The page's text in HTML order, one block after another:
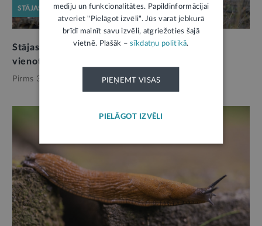
STĀJAS SPĒKĀ
Stājas spēkā jaunais Kapsētu likums: turpmāk
vienots regulējums visām pašvaldībām
Pirms 3 mēnešiem, Pašvaldības
mediju un funkcionalitātes. Papildinformācijai
atveriet "Pielāgot izvēli". Jūs varat jebkurā
brīdī mainīt savu izvēli, atgriežoties šajā
vietnē. Plašāk –sīkdatņu politikā.
PIEŅEMT VISAS
PIELĀGOT IZVĒLI